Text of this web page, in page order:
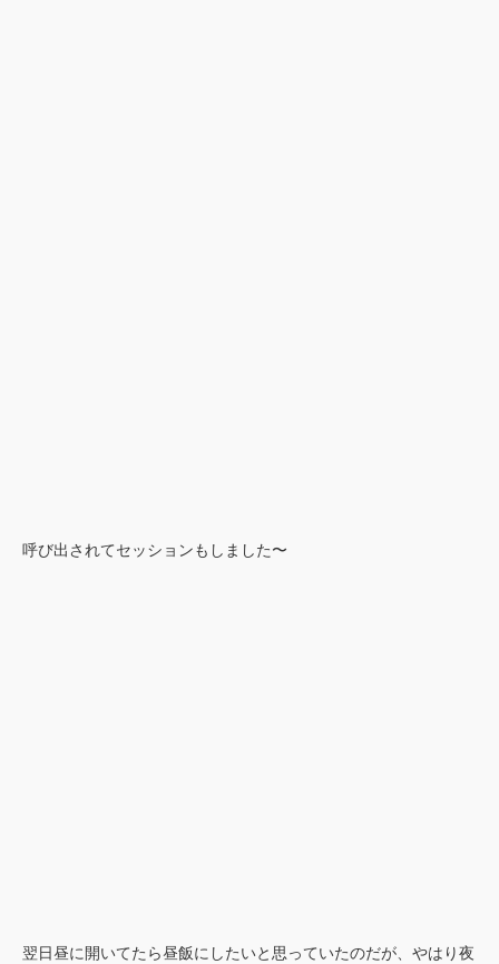
呼び出されてセッションもしました〜
翌日昼に開いてたら昼飯にしたいと思っていたのだが、やはり夜